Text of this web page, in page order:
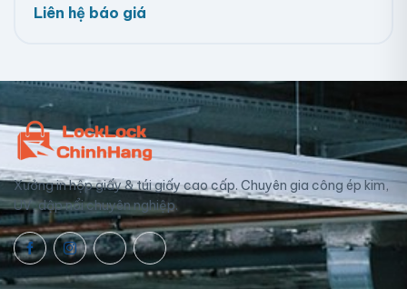
Liên hệ báo giá
Xưởng in hộp giấy & túi giấy cao cấp. Chuyên gia công ép kim,
UV, dập nổi chuyên nghiệp.